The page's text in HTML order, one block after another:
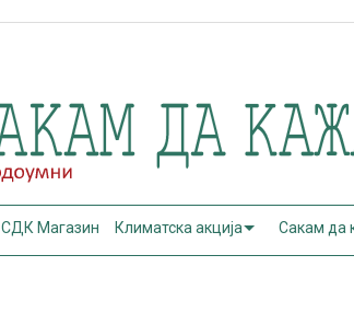
СДК Магазин Климатска акција Сакам да